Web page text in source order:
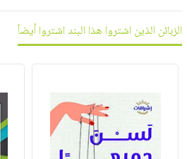
والتغذيةالأوعية
والتخزين
للمدارس
اكسسوارات
كتب
منزلية
اكسسوارات
ملابس
بنود
مختارة
اشتراكات
كل
صندوق
القراءة
iKitab
بحث
الزبائن الذين اشتروا هذا البند اشتروا أيضاً